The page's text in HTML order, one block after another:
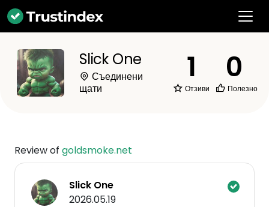
Slick One
Съединени
щати
1
Отзиви
0
Полезно
Review of goldsmoke.net
Slick One
2026.05.19